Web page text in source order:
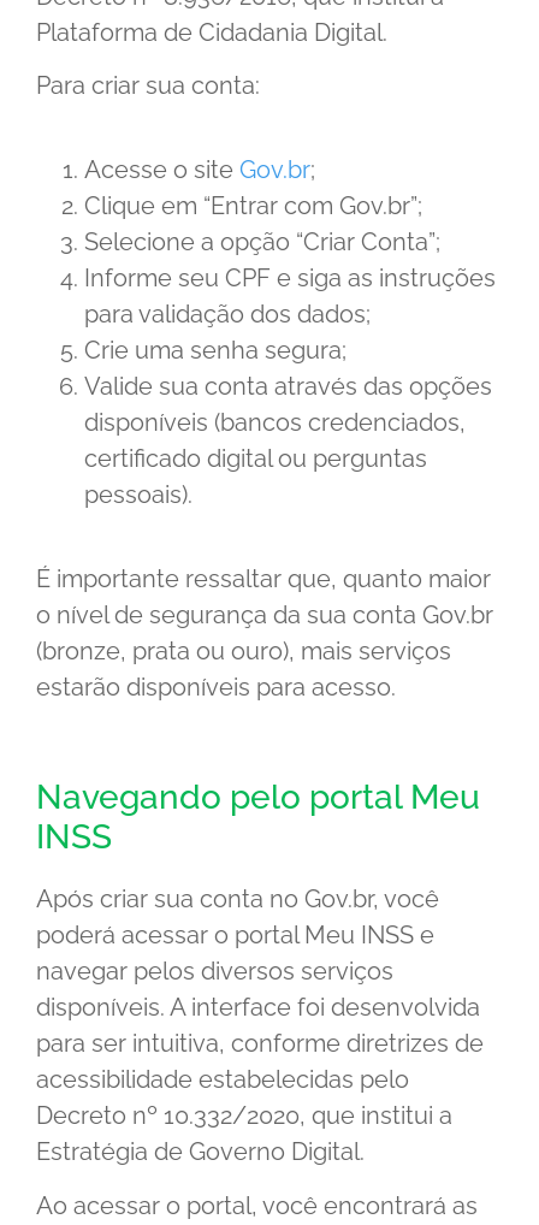
Plataforma de Cidadania Digital.
Para criar sua conta:
Acesse o site Gov.br;
Clique em “Entrar com Gov.br”;
Selecione a opção “Criar Conta”;
Informe seu CPF e siga as instruções
para validação dos dados;
Crie uma senha segura;
Valide sua conta através das opções
disponíveis (bancos credenciados,
certificado digital ou perguntas
pessoais).
É importante ressaltar que, quanto maior
o nível de segurança da sua conta Gov.br
(bronze, prata ou ouro), mais serviços
estarão disponíveis para acesso.
Navegando pelo portal Meu
INSS
Após criar sua conta no Gov.br, você
poderá acessar o portal Meu INSS e
navegar pelos diversos serviços
disponíveis. A interface foi desenvolvida
para ser intuitiva, conforme diretrizes de
acessibilidade estabelecidas pelo
Decreto nº 10.332/2020, que institui a
Estratégia de Governo Digital.
Ao acessar o portal, você encontrará as